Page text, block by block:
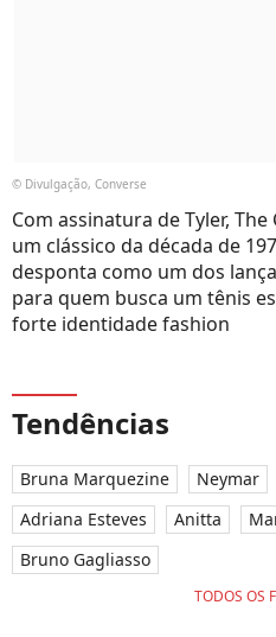
© Divulgação, Converse
Com assinatura de Tyler,
um clássico da década de
desponta como um dos
para quem busca um tênis
forte identidade fashion
Tendências
Bruna Marquezine Neymar
Adriana Esteves
Anitta
Bruno Gagliasso
TODOS OS